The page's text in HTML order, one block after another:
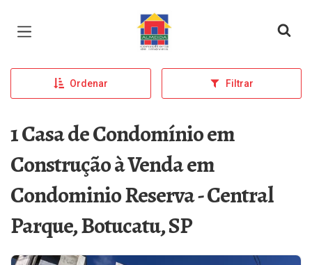
Página inicial
Ordenar Filtrar
1 Casa de Condomínio em
Construção à Venda em
Condominio Reserva - Central
Parque, Botucatu, SP